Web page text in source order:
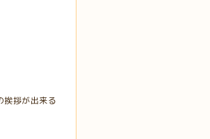
挨拶が出来る